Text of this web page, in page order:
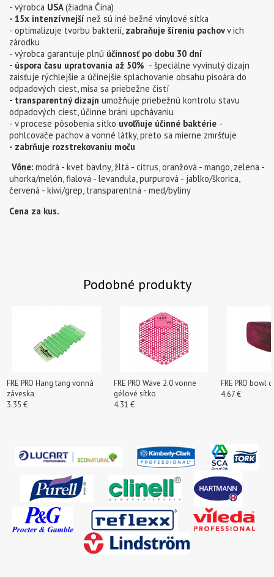
- výrobca USA(žiadna Čína)
- 15x intenzívnejší než sú iné bežné vinylové sítka
- optimalizuje tvorbu bakterií, zabraňuje šíreniu pachovv ich
zárodku
- výrobca garantuje plnú účinnosť po dobu 30 dní
- úspora času upratovania až 50% - špeciálne vyvinutý dizajn
zaisťuje rýchlejšie a účinejšie splachovanie obsahu pisoára do
odpadových ciest, misa sa priebežne čistí
- transparentný dizajn umožňuje priebežnú kontrolu stavu
odpadových ciest, účinne bráni upchávaniu
- v procese pôsobenia sítko uvoľňuje účinné baktérie -
pohlcovače pachov a vonné látky, preto sa mierne zmršťuje
- zabrňuje rozstrekovaniu moču
Vône: modrá - kvet bavlny, žltá - citrus, oranžová - mango, zelena -
uhorka/melón, fialová - levandula, purpurová - jablko/škorica,
červená - kiwi/grep, transparentná - med/byliny
Cena za kus.
Podobné produkty
FRE PRO Hang tang vonná
záveska
3.35 €
FRE PRO Wave 2.0 vonne
gélové sítko
4.31 €
FRE PRO bowl
4.67 €